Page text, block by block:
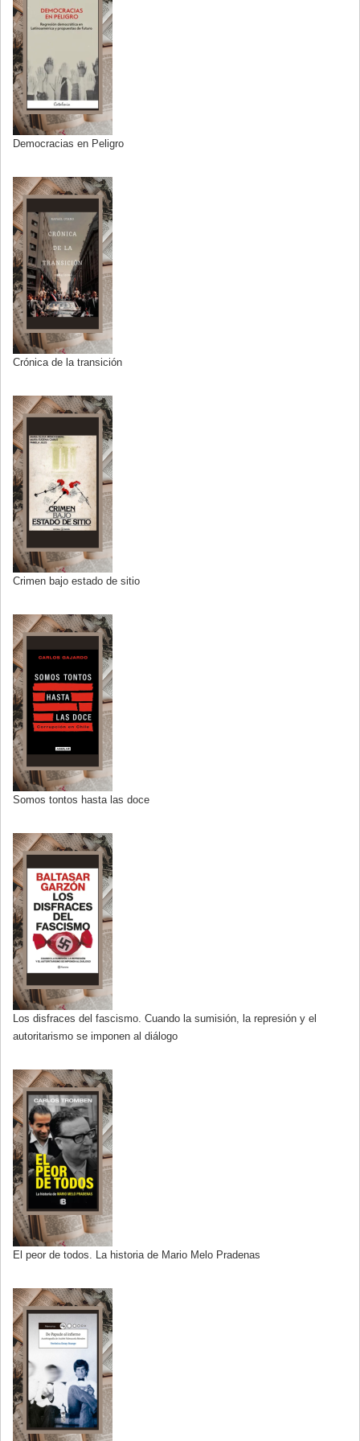
Democracias en Peligro
Crónica de la transición
Crimen bajo estado de sitio
Somos tontos hasta las doce
Los disfraces del fascismo. Cuando la sumisión, la represión y el
autoritarismo se imponen al diálogo
El peor de todos. La historia de Mario Melo Pradenas